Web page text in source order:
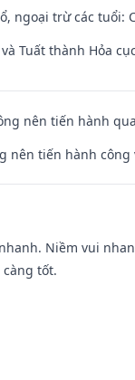
ngoại trừ các
Tuất thành Hỏa
nên tiến hành
nên tiến hành
Niềm vui
tốt.